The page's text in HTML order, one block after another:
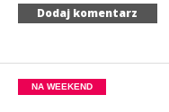
NA WEEKEND